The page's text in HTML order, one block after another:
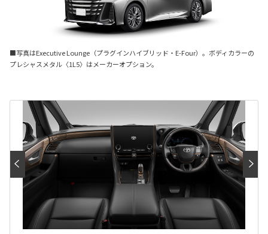
■写真はExecutive Lounge（プラグインハイブリッド・E-Four）。ボディカラーの
プレシャスメタル〈1L5〉はメーカーオプション。